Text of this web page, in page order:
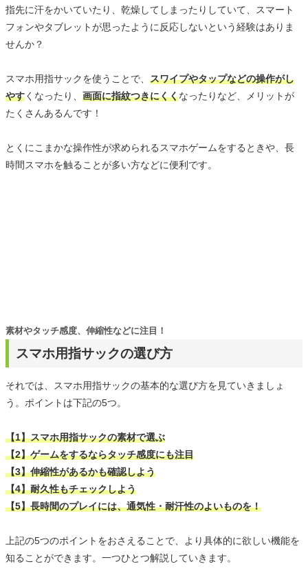
指先に汗をかいていたり、乾燥してしまったりしていて、スマート
フォンやタブレットが思ったように反応しないという経験はありま
せんか？
スマホ用指サックを使うことで、 スワイプやタップなどの操作がし
やすくなったり、 画面に指紋つきにくくなったりなど、メリットが
たくさんあるんです！
とくにこまかな操作性が求められるスマホゲームをするときや、長
時間スマホを触ることが多い方などに便利です。
スマホ用指サックの選び方
素材やタッチ感度、伸縮性などに注目！
それでは、スマホ用指サックの基本的な選び方を見ていきましょ
う。ポイントは下記の5つ。
【1】スマホ用指サックの素材で選ぶ
【2】ゲームをするならタッチ感度にも注目
【3】伸縮性があるかも確認しよう
【4】耐久性もチェックしよう
【5】長時間のプレイには、通気性・耐汗性のよいものを！
上記の5つのポイントをおさえることで、より具体的に欲しい機能を
知ることができます。一つひとつ解説していきます。